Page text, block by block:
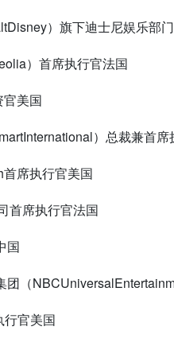
）旗下迪士尼娱乐部
）首席执行官法国
美国
）总裁兼首席
首席执行官美国
首席执行官法国
国
团（
行官美国